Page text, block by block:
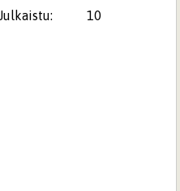
Julkaistu:
10